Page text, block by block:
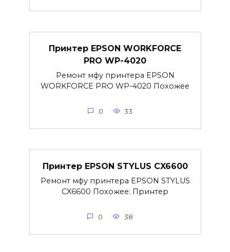
Принтер EPSON WORKFORCE
PRO WP-4020
Ремонт мфу принтера EPSON
WORKFORCE PRO WP-4020 Похожее
0 33
Принтер EPSON STYLUS CX6600
Ремонт мфу принтера EPSON STYLUS
CX6600 Похожее: Принтер
0 38